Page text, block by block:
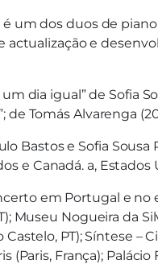
é um dos duos de
e
dia igual” de Sofia
de Tomás Alvarenga
Bastos e Sofia
e Canadá. a, Estados
em Portugal e
Museu Nogueira da
PT); Síntese –
França); Palácio